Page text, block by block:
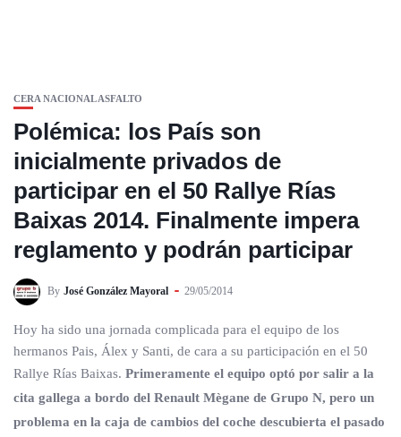
CERA NACIONAL ASFALTO
Polémica: los País son
inicialmente privados de
participar en el 50 Rallye Rías
Baixas 2014. Finalmente impera
reglamento y podrán participar
By José González Mayoral 29/05/2014
Hoy ha sido una jornada complicada para el equipo de los
hermanos Pais, Álex y Santi, de cara a su participación en el 50
Rallye Rías Baixas. Primeramente el equipo optó por salir a la
cita gallega a bordo del Renault Mègane de Grupo N, pero un
problema en la caja de cambios del coche descubierta el pasado